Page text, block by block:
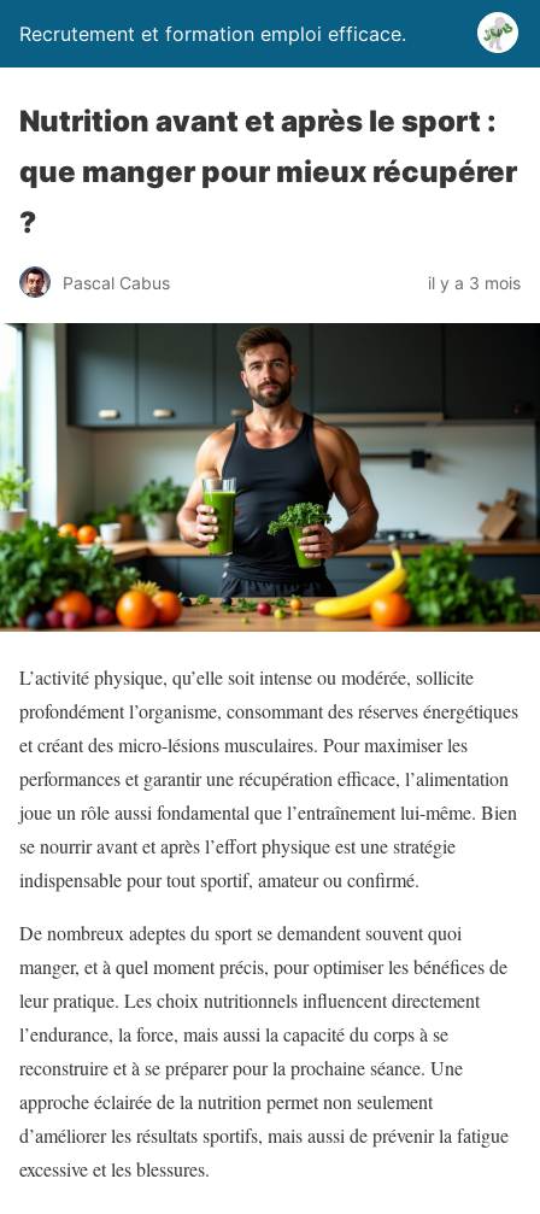
Recrutement et formation emploi efficace.
Nutrition avant et après le sport :
que manger pour mieux récupérer
?
Pascal Cabus il y a 3 mois
L’activité physique, qu’elle soit intense ou modérée, sollicite
profondément l’organisme, consommant des réserves énergétiques
et créant des micro-lésions musculaires. Pour maximiser les
performances et garantir une récupération efficace, l’alimentation
joue un rôle aussi fondamental que l’entraînement lui-même. Bien
se nourrir avant et après l’effort physique est une stratégie
indispensable pour tout sportif, amateur ou confirmé.
De nombreux adeptes du sport se demandent souvent quoi
manger, et à quel moment précis, pour optimiser les bénéfices de
leur pratique. Les choix nutritionnels influencent directement
l’endurance, la force, mais aussi la capacité du corps à se
reconstruire et à se préparer pour la prochaine séance. Une
approche éclairée de la nutrition permet non seulement
d’améliorer les résultats sportifs, mais aussi de prévenir la fatigue
excessive et les blessures.